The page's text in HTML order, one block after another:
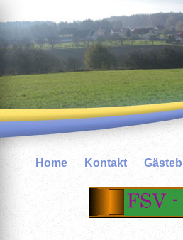
Home Kontakt